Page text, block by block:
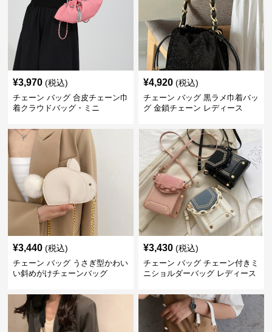
¥3,970 (税込)
チェーン バッグ 合皮チェーン巾
着クラウドバッグ・ミニ
¥4,920 (税込)
チェーン バッグ 黒ラメ巾着バッ
グ 金鎖チェーン レディース
¥3,440 (税込)
チェーン バッグ うさぎ型かわい
い斜めがけチェーンバッグ
¥3,430 (税込)
チェーン バッグ チェーン付きミ
ニショルダーバッグ レディース